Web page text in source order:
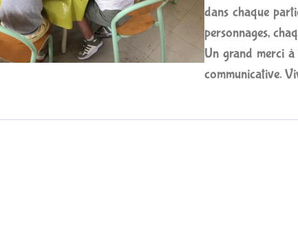
dans chaque
personnages,
Un grand merci à
communicative.